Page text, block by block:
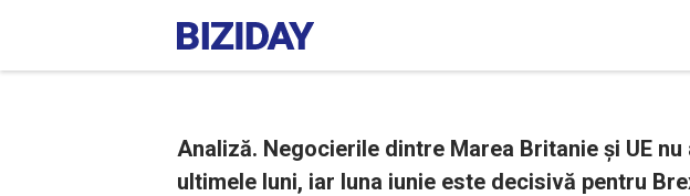
Analiză. Negocierile dintre Marea Britanie și UE nu
ultimele luni, iar luna iunie este decisivă pentru